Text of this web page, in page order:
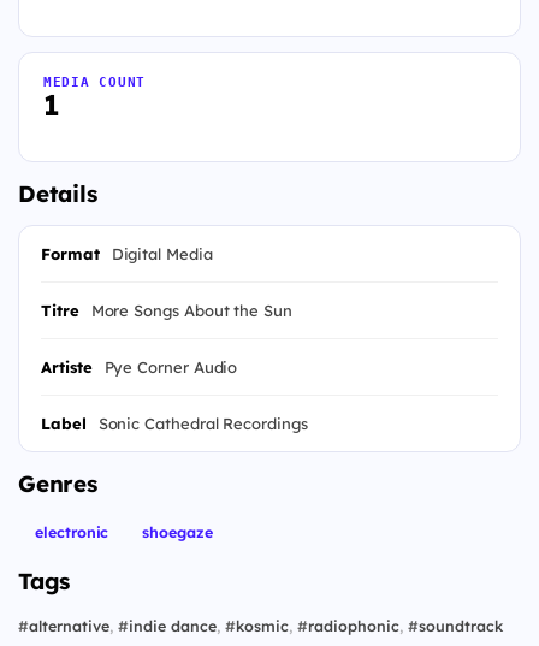
1
MEDIA COUNT
Details
Format Digital Media
Titre More Songs About the Sun
Artiste Pye Corner Audio
Label Sonic Cathedral Recordings
Genres
electronic shoegaze
Tags
#alternative, #indie dance, #kosmic, #radiophonic, #soundtrack